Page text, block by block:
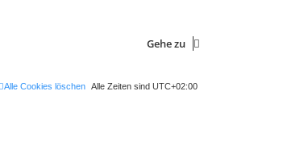
Gehe zu
Alle Zeiten sind UTC+02:00
Alle Cookies löschen